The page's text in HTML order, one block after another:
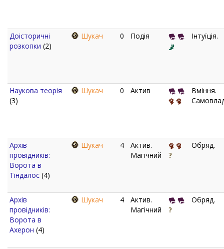
Доісторичні
розкопки (2)
Шукач 0 Подія Інтуїція.
Наукова теорія
(3)
Шукач 0 Актив
Вміння.
Архів
провідників:
Ворота в
Тіндалос (4)
Шукач 4
Актив.
Магічний
Обряд.
Архів
провідників:
Ворота в
Ахерон (4)
Шукач 4
Актив.
Магічний
Обряд.